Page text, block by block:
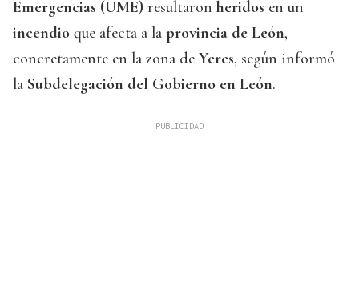
Emergencias (UME) resultaron heridos en un
incendio que afecta a la provincia de León,
concretamente en la zona de Yeres, según informó
la Subdelegación del Gobierno en León.